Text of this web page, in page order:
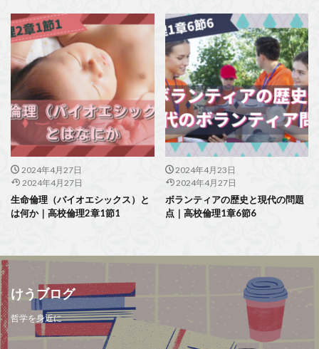
2024年4月27日
2024年4月27日
生命倫理（バイオエシックス）と
は何か｜高校倫理2章1節1
2024年4月23日
2024年4月27日
ボランティアの歴史と現代の問題
点｜高校倫理1章6節6
けうブログ
哲学を身近に